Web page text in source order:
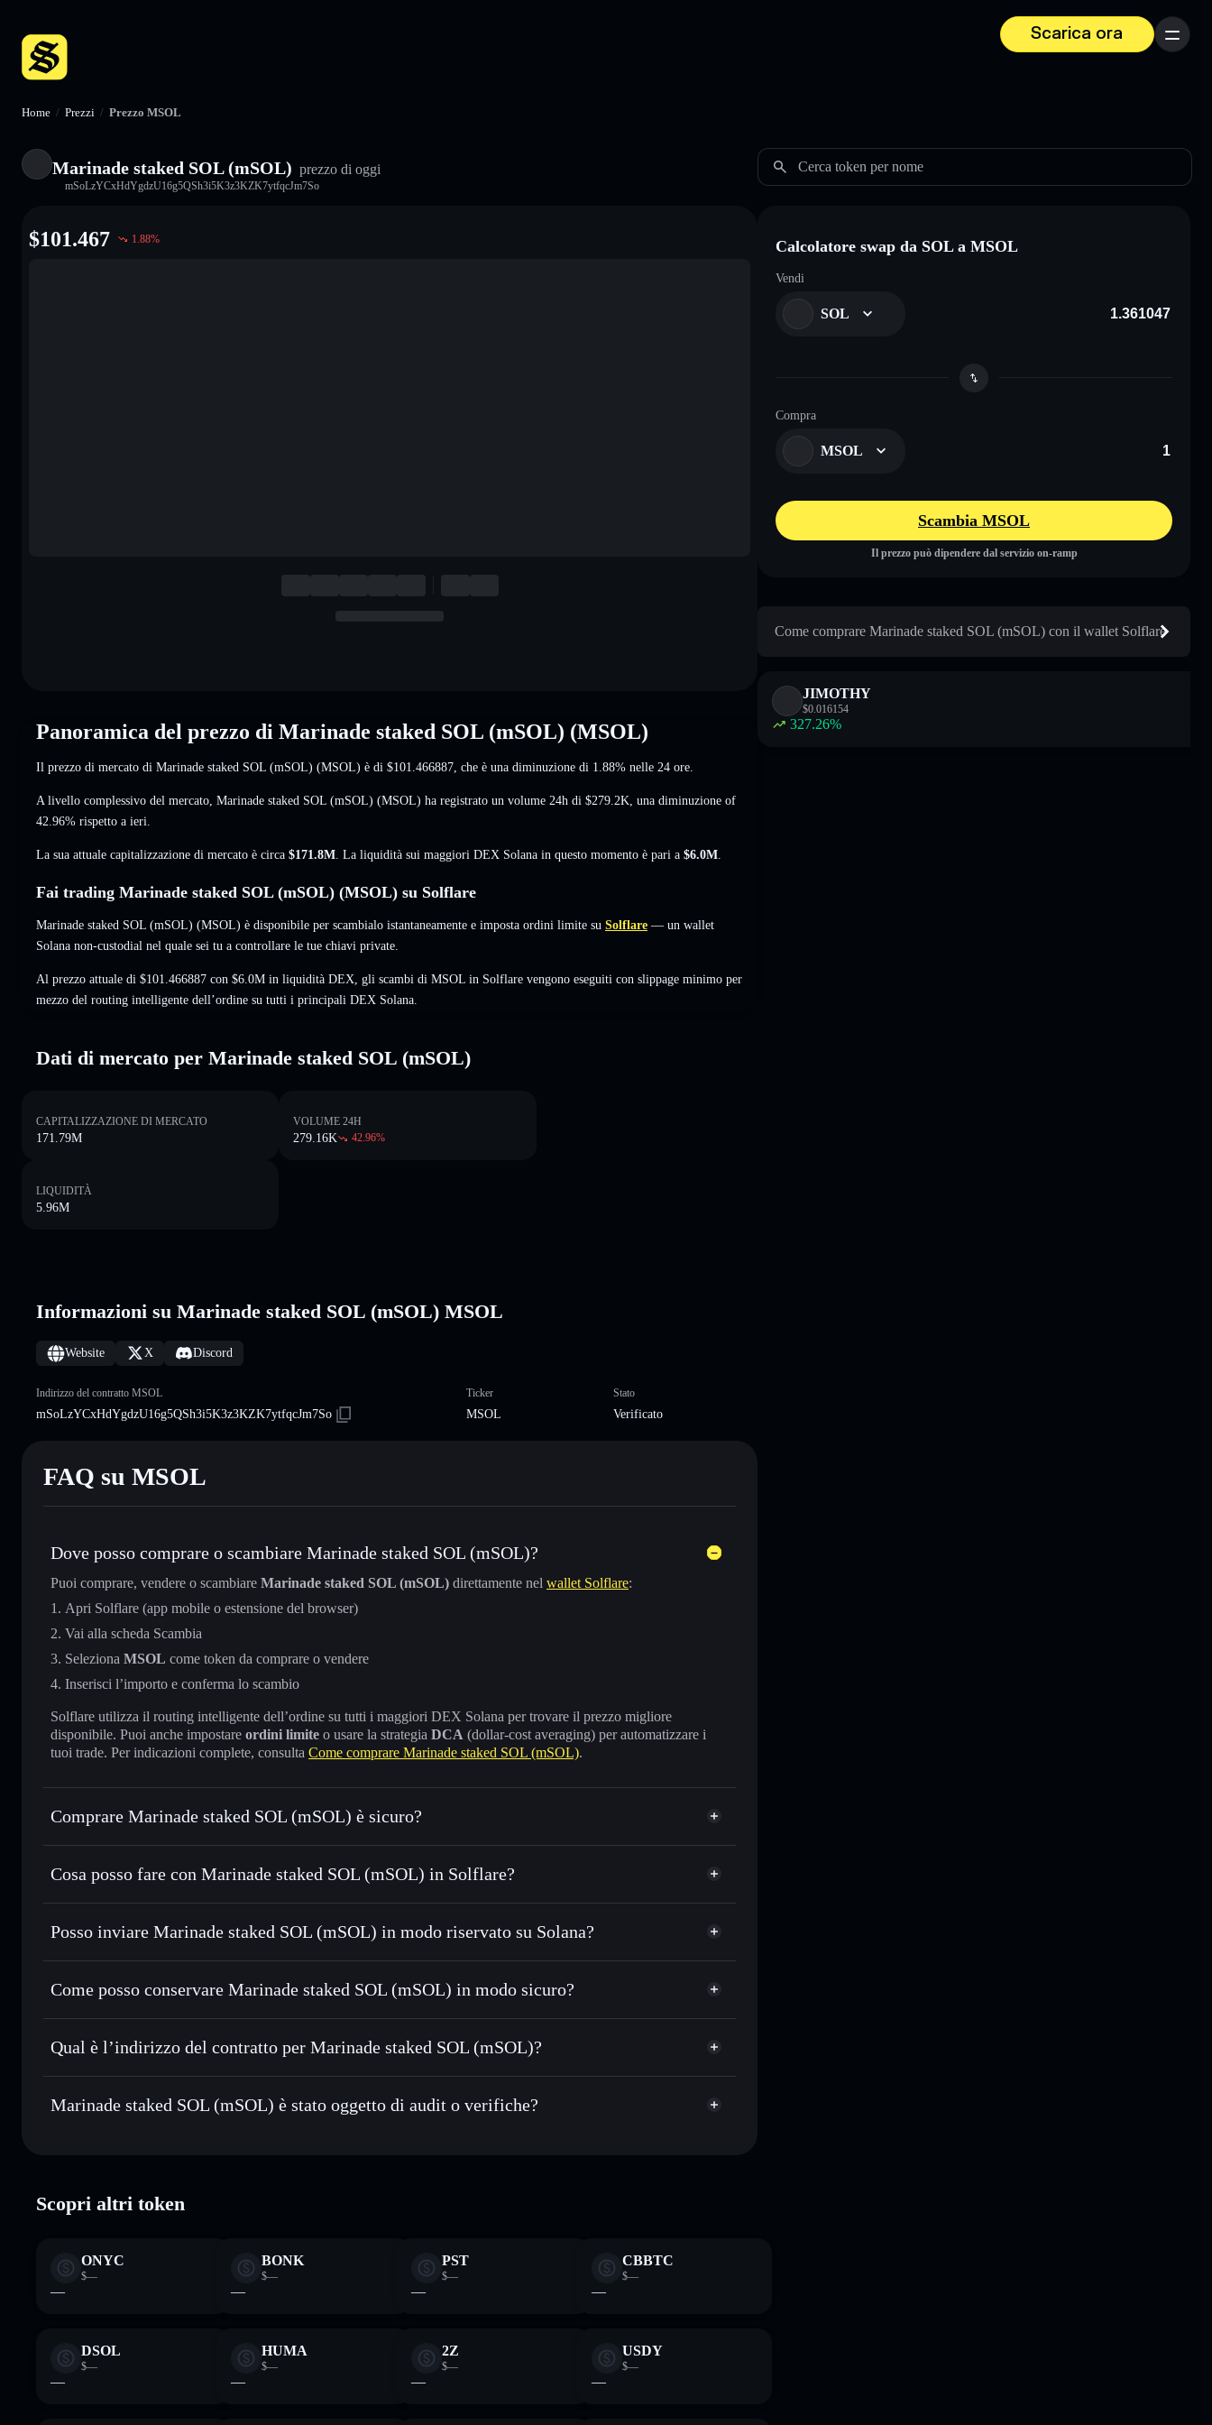
Scarica ora
Menu
Home / Prezzi / Prezzo MSOL
Marinade staked SOL (mSOL) prezzo di oggi
mSoLzYCxHdYgdzU16g5QSh3i5K3z3KZK7ytfqcJm7So
Cerca token per nome
$101.467 1.88%
Panoramica del prezzo di Marinade staked SOL (mSOL) (MSOL)
Il prezzo di mercato di Marinade staked SOL (mSOL) (MSOL) è di $101.466887 , che è una diminuzione di 1.88% nelle 24 ore.
A livello complessivo del mercato, Marinade staked SOL (mSOL) (MSOL) ha registrato un volume 24h di $279.2K una diminuzione of
42.96% rispetto a ieri.
La sua attuale capitalizzazione di mercato è circa $171.8M . La liquidità sui maggiori DEX Solana in questo momento è pari a $6.0M
Fai trading Marinade staked SOL (mSOL) (MSOL) su Solflare
Marinade staked SOL (mSOL) (MSOL) è disponibile per scambialo istantaneamente e imposta ordini limite su Solflare — un wallet
Solana non-custodial nel quale sei tu a controllare le tue chiavi private.
Al prezzo attuale di $101.466887 con $6.0M in liquidità DEX, gli scambi di MSOL in Solflare vengono eseguiti con slippage minimo per
mezzo del routing intelligente dell’ordine su tutti i principali DEX Solana.
Dati di mercato per Marinade staked SOL (mSOL)
CAPITALIZZAZIONE DI MERCATO
171.79M
VOLUME 24H
279.16K 42.96%
LIQUIDITÀ
5.96M
Informazioni su Marinade staked SOL (mSOL) MSOL
Website X Discord
Indirizzo del contratto MSOL
mSoLzYCxHdYgdzU16g5QSh3i5K3z3KZK7ytfqcJm7So
Ticker
MSOL
Stato
Verificato
FAQ su MSOL
Dove posso comprare o scambiare Marinade staked SOL (mSOL)?
Puoi comprare, vendere o scambiare Marinade staked SOL (mSOL) direttamente nel wallet Solflare:
Apri Solflare (app mobile o estensione del browser)
Vai alla scheda Scambia
Seleziona MSOL come token da comprare o vendere
Inserisci l’importo e conferma lo scambio
Solflare utilizza il routing intelligente dell’ordine su tutti i maggiori DEX Solana per trovare il prezzo migliore
disponibile. Puoi anche impostare ordini limite o usare la strategia DCA (dollar-cost averaging) per automatizzare i
tuoi trade. Per indicazioni complete, consulta Come comprare Marinade staked SOL (mSOL).
Comprare Marinade staked SOL (mSOL) è sicuro?
Marinade staked SOL (mSOL) token verificato
Cosa posso fare con Marinade staked SOL (mSOL) in Solflare?
Marinade staked SOL (mSOL)
wallet Solflare
Scambiare istantaneamente— scambia MSOL in SOL, USDC o in migliaia di altri token Solana al prezzo
Usare il DCA— applica la strategia dollar-cost average su MSOL nel tempo
Inviare in modo riservato— trasferisci MSOL senza collegare pubblicamente i wallet usando l’Aggregatore di
privacy incorporato di Solflare
esclusivo controllo delle tue chiavi private
Posso inviare Marinade staked SOL (mSOL) in modo riservato su Solana?
wallet Solflare Aggregatore di privacy
Marinade
Come posso conservare Marinade staked SOL (mSOL) in modo sicuro?
Marinade staked SOL (mSOL)
wallet non-custodial
Solflare
Aggregatore di privacy
Qual è l’indirizzo del contratto per Marinade staked SOL (mSOL)?
Marinade staked SOL (mSOL)
mSoLzYCxHdYgdzU16g5QSh3i5K3z3KZK7ytfqcJm7So
MSOL
Marinade staked SOL (mSOL) è stato oggetto di audit o verifiche?
Scopri altri token
ONYC
$—
—
BONK
$—
—
PST
$—
—
CBBTC
$—
—
DSOL
$—
—
HUMA
$—
—
2Z
$—
—
USDY
$—
—
Calcolatore swap da SOL a MSOL
Vendi
SOL
Compra
MSOL
Scambia MSOL
Il prezzo può dipendere dal servizio on-ramp
Come comprare Marinade staked SOL (mSOL) con il wallet Solflare
JIMOTHY
$0.016154
327.26%